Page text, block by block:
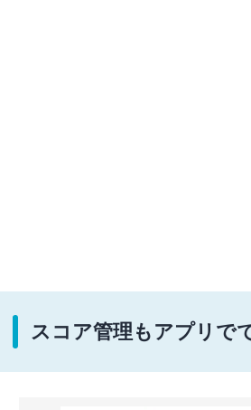
スコア管理もアプリで